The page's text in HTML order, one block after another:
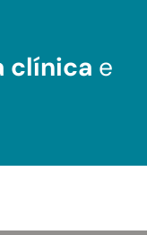
clínica e